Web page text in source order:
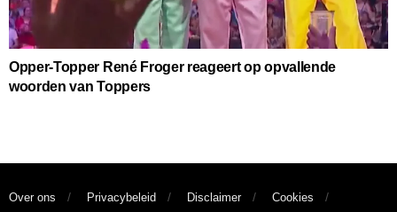
Opper-Topper René Froger reageert op opvallende
woorden van Toppers
Over ons Privacybeleid Disclaimer
Cookies